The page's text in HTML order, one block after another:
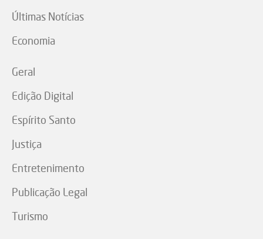
Últimas Notícias
Economia
Geral
Edição Digital
Espírito Santo
Justiça
Entretenimento
Publicação Legal
Turismo